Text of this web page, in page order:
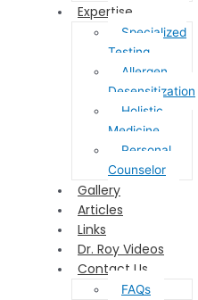
Expertise
Specialized
Testing
Allergen
Desensitization
Holistic
Medicine
Personal
Counselor
Gallery
Articles
Links
Dr. Roy Videos
Contact Us
FAQs